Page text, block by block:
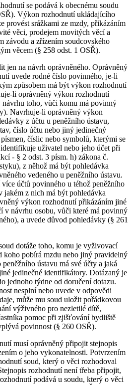
se podává k obecnému soudu
Výkon rozhodnutí ukládajícího
provést srážkami ze mzdy, přikázáním
věci, prodejem movitých věcí a
závodu a zřízením soudcovského
věcem (§ 258 odst. 1 OSŘ).
jen na návrh oprávněného. Oprávněný
uvede rodné číslo povinného, je-li
způsobem má být výkon rozhodnutí
li oprávněný výkon rozhodnutí
návrhu toho, vůči komu má povinný
Navrhuje-li oprávněný výkon
z účtu u peněžního ústavu,
číslo účtu nebo jiný jedinečný
číslic nebo symbolů, kterými se
uživatel nebo jeho účet při
- § 2 odst. 3 písm. h) zákona č.
z něhož má být pohledávka
vedeného u peněžního ústavu.
účtů povinného u téhož peněžního
jakém z nich má být pohledávka
výkon rozhodnutí přikázáním jiné
v návrhu osobu, vůči které má povinný
a uvede důvod pohledávky (§ 261
dotáže toho, komu je vyživovací
koho pobírá mzdu nebo jiný pravidelný
ústavu má své účty a jaká
jedinečné identifikátory. Dotázaný je
jednoho týdne od doručení dotazu.
nesplní nebo uvede v odpovědi
může mu soud uložit pořádkovou
výživného pro nezletilé dítě,
pomoc při zjišťování bydliště
povinnost (§ 260 OSŘ).
musí oprávněný připojit stejnopis
o jeho vykonatelnosti. Potvrzením
soud, který o věci rozhodoval
rozhodnutí není třeba připojit,
podává u soudu, který o věci